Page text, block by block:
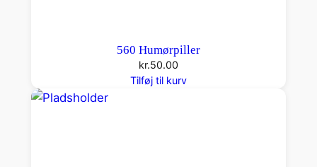
560 Humørpiller
kr.50.00
Tilføj til kurv